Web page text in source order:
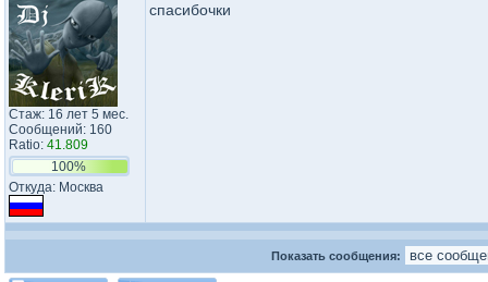
Стаж: 16 лет 5 мес.
Сообщений: 160
Ratio: 41.809
100%
Откуда: Москва
спасибочки
Показать сообщения: